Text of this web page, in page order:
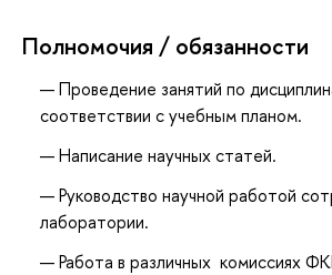
Полномочия / обязанности
Проведение занятий по
соответствии с учебным планом.
Написание научных статей.
Руководство научной работой
лаборатории.
Работа в различных комиссиях